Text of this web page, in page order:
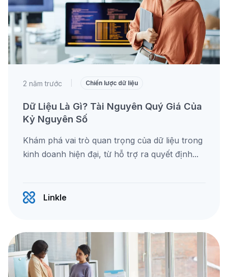
2 năm trước Chiến lược dữ liệu
Dữ Liệu Là Gì? Tài Nguyên Quý Giá Của
Kỷ Nguyên Số
Khám phá vai trò quan trọng của dữ liệu trong
kinh doanh hiện đại, từ hỗ trợ ra quyết định...
Linkle